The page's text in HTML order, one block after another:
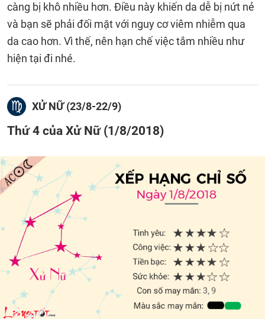
càng bị khô nhiều hơn. Điều này khiến da dễ bị nứt nẻ
và bạn sẽ phải đối mặt với nguy cơ viêm nhiễm qua
da cao hơn. Vì thế, nên hạn chế việc tắm nhiều như
hiện tại đi nhé.
XỬ NỮ (23/8-22/9)
Thứ 4 của Xử Nữ (1/8/2018)